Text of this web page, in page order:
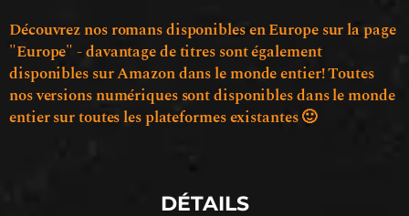
Découvrez nos romans disponibles en Europe sur la page
"Europe" - davantage de titres sont également
disponibles sur Amazon dans le monde entier! Toutes
nos versions numériques sont disponibles dans le monde
entier sur toutes les plateformes existantes 🙂
DÉTAILS